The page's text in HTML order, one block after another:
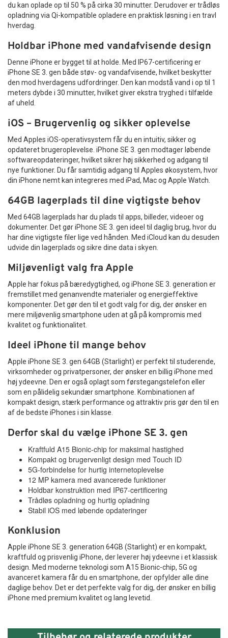
du kan oplade op til 50 % på cirka 30 minutter. Derudover er trådløs
opladning via Qi-kompatible opladere en praktisk løsning i en travl
hverdag.
Holdbar iPhone med vandafvisende design
Denne iPhone er bygget til at holde. Med IP67-certificering er
iPhone SE 3. gen både støv- og vandafvisende, hvilket beskytter
den mod hverdagens udfordringer. Den kan modstå vand i op til 1
meters dybde i 30 minutter, hvilket giver ekstra tryghed i tilfælde
af uheld.
iOS – Brugervenlig og sikker oplevelse
Med Apples iOS-operativsystem får du en intuitiv, sikker og
opdateret brugeroplevelse. iPhone SE 3. gen modtager løbende
softwareopdateringer, hvilket sikrer høj sikkerhed og adgang til
nye funktioner. Du får samtidig adgang til Apples økosystem, hvor
din iPhone nemt kan integreres med iPad, Mac og Apple Watch.
64GB lagerplads til dine vigtigste behov
Med 64GB lagerplads har du plads til apps, billeder, videoer og
dokumenter. Det gør iPhone SE 3. gen ideel til daglig brug, hvor du
har dine vigtigste filer lige ved hånden. Med iCloud kan du desuden
udvide din lagerplads og sikre dine data i skyen.
Miljøvenligt valg fra Apple
Apple har fokus på bæredygtighed, og iPhone SE 3. generation er
fremstillet med genanvendte materialer og energieffektive
komponenter. Det gør den til et godt valg for dig, der ønsker en
mere miljøvenlig smartphone uden at gå på kompromis med
kvalitet og funktionalitet.
Ideel iPhone til mange behov
Apple iPhone SE 3. gen 64GB (Starlight) er perfekt til studerende,
virksomheder og privatpersoner, der ønsker en billig iPhone med
høj ydeevne. Den er også oplagt som førstegangstelefon eller
som en pålidelig sekundær smartphone. Kombinationen af
kompakt design, stærk performance og attraktiv pris gør den til en
af de bedste iPhones i sin klasse.
Derfor skal du vælge iPhone SE 3. gen
Kraftfuld A15 Bionic-chip for maksimal hastighed
Kompakt og brugervenligt design med Touch ID
5G-forbindelse for hurtig internetoplevelse
12 MP kamera med avancerede funktioner
Holdbar konstruktion med IP67-certificering
Trådløs opladning og hurtig opladning
Stabil iOS med løbende opdateringer
Konklusion
Apple iPhone SE 3. generation 64GB (Starlight) er en kompakt,
kraftfuld og prisvenlig iPhone, der leverer høj ydeevne i et klassisk
design. Med moderne teknologi som A15 Bionic-chip, 5G og
avanceret kamera får du en smartphone, der opfylder alle dine
daglige behov. Det er det perfekte valg for dig, der ønsker en billig
iPhone med premium kvalitet og lang levetid.